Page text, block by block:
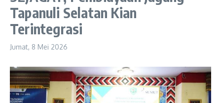
Tapanuli Selatan Kian
Terintegrasi
Jumat, 8 Mei 2026